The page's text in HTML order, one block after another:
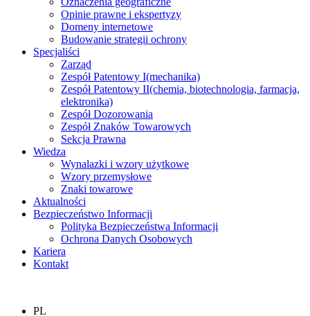
Opinie prawne i ekspertyzy
Domeny internetowe
Budowanie strategii ochrony
Specjaliści
Zarząd
Zespół Patentowy I(mechanika)
Zespół Patentowy II(chemia, biotechnologia, farmacja,
elektronika)
Zespół Dozorowania
Zespół Znaków Towarowych
Sekcja Prawna
Wiedza
Wynalazki i wzory użytkowe
Wzory przemysłowe
Znaki towarowe
Aktualności
Bezpieczeństwo Informacji
Polityka Bezpieczeństwa Informacji
Ochrona Danych Osobowych
Kariera
Kontakt
PL